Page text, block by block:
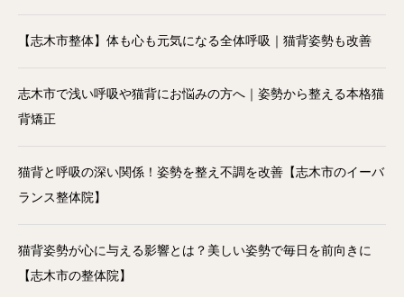
【志木市整体】体も心も元気になる全体呼吸｜猫背姿勢も改善
志木市で浅い呼吸や猫背にお悩みの方へ｜姿勢から整える本格猫
背矯正
猫背と呼吸の深い関係！姿勢を整え不調を改善【志木市のイーバ
ランス整体院】
猫背姿勢が心に与える影響とは？美しい姿勢で毎日を前向きに
【志木市の整体院】